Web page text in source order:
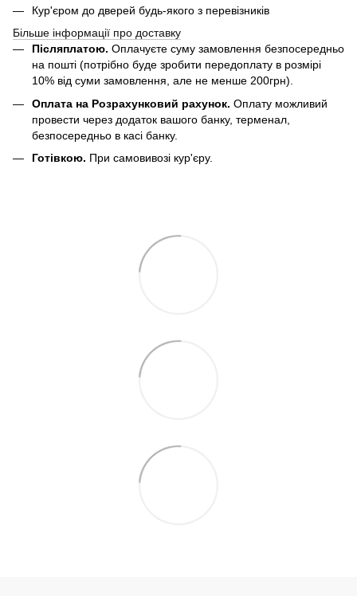
Кур'єром до дверей будь-якого з перевізників
Більше інформації про доставку
Післяплатою. Оплачуєте суму замовлення безпосередньо
на пошті (потрібно буде зробити передоплату в розмірі
10% від суми замовлення, але не менше 200грн).
Оплата на Розрахунковий рахунок. Оплату можливий
провести через додаток вашого банку, терменал,
безпосередньо в касі банку.
Готівкою. При самовивозі кур'єру.